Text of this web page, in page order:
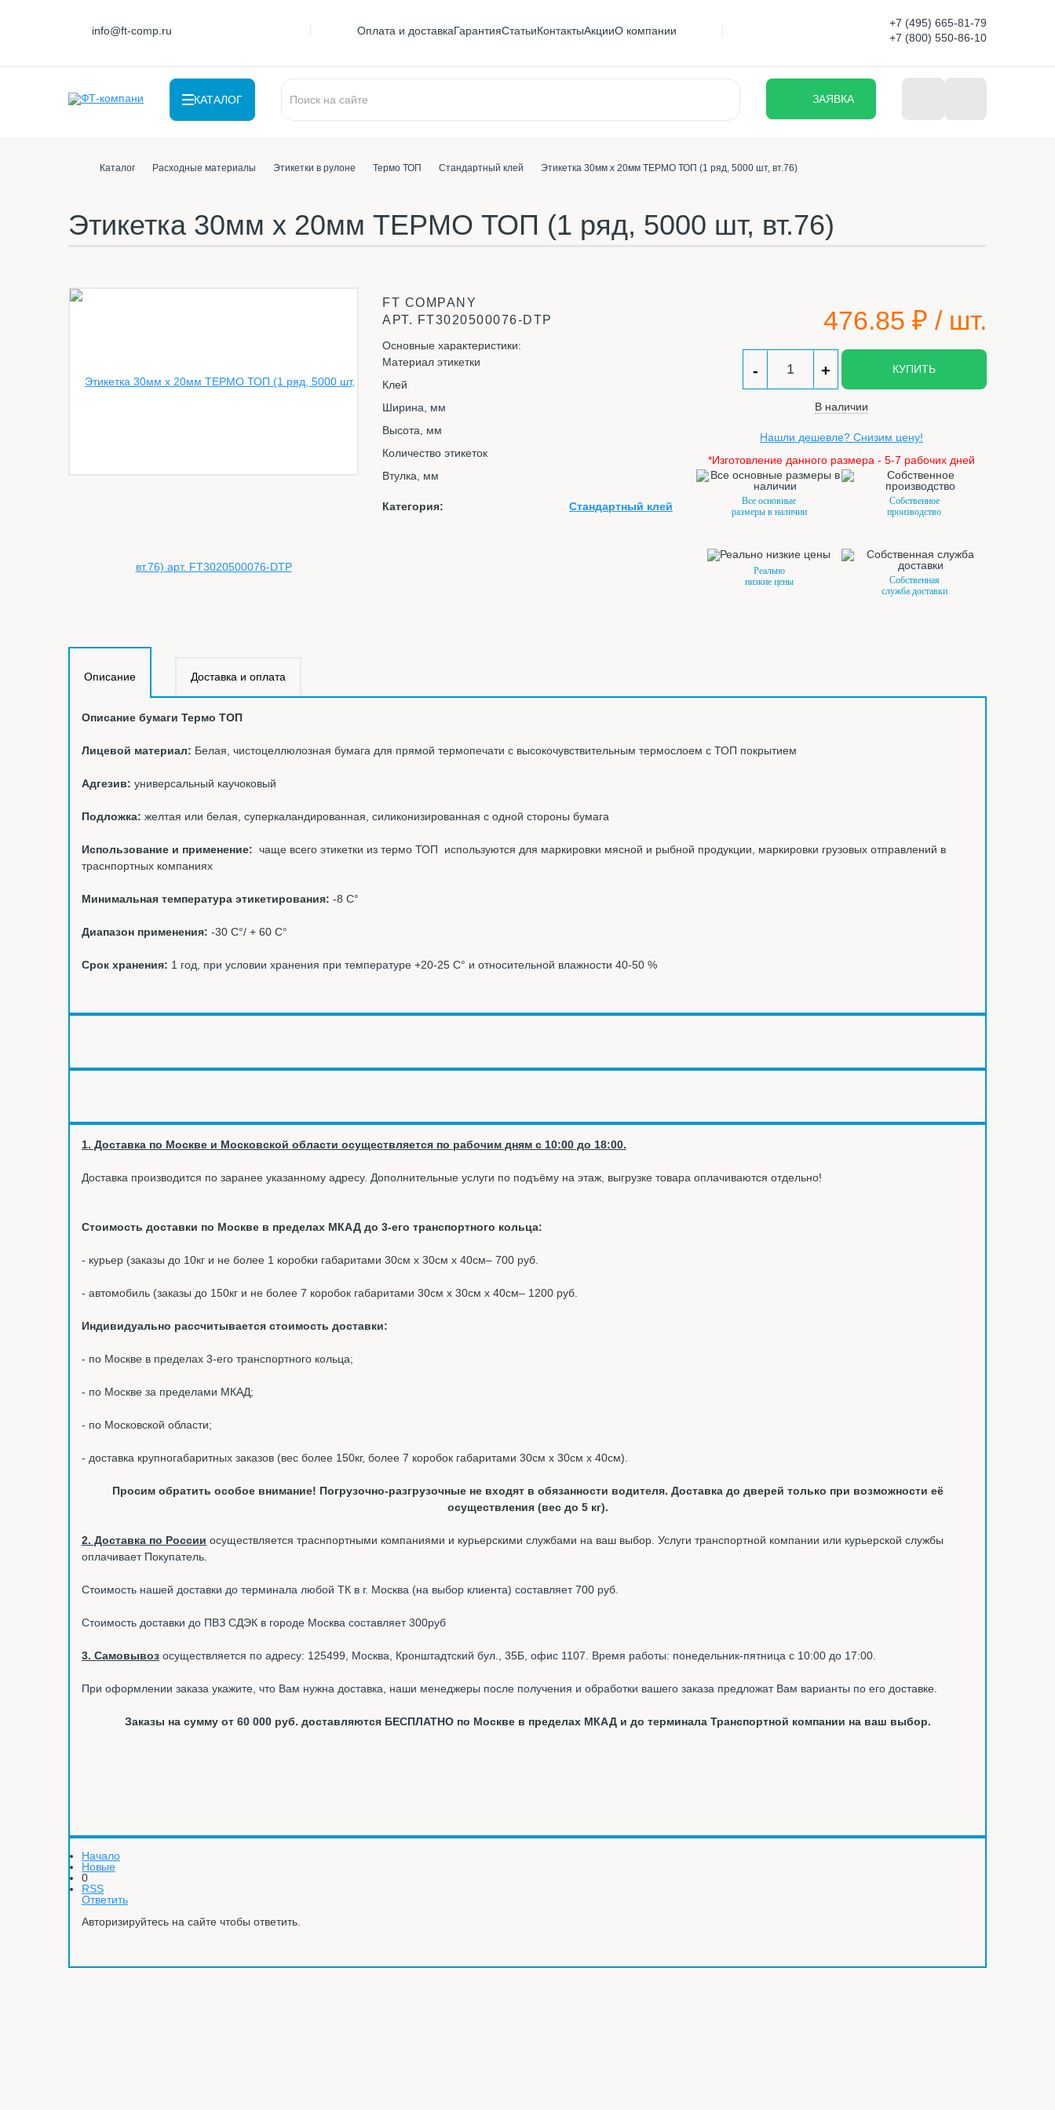
info@ft-comp.ru Оплата и доставкаГарантияСтатьиКонтактыАкцииО компании
+7 (495) 665-81-79
+7 (800) 550-86-10
КАТАЛОГ ЗАЯВКА
Каталог Расходные материалы Этикетки в рулоне Термо ТОП Стандартный клей Этикетка 30мм х 20мм ТЕРМО ТОП (1 ряд, 5000 шт, вт.76)
Этикетка 30мм х 20мм ТЕРМО ТОП (1 ряд, 5000 шт, вт.76)
FT COMPANY
АРТ. FT3020500076-DTP
Основные характеристики:
Материал этикетки
Клей
Ширина, мм
Высота, мм
Количество этикеток
Втулка, мм
Категория: Стандартный клей
476.85 ₽ / шт.
- + КУПИТЬ
В наличии
Нашли дешевле? Снизим цену!
*Изготовление данного размера - 5-7 рабочих дней
Все основные
размеры в наличии
Собственное
производство
Реально
низкие цены
Собственная
служба доставки
Описание Доставка и оплата
Описание бумаги Термо ТОП
Лицевой материал: Белая, чистоцеллюлозная бумага для прямой термопечати с высокочувствительным термослоем с ТОП покрытием
Адгезив: универсальный каучоковый
Подложка: желтая или белая, суперкаландированная, силиконизированная с одной стороны бумага
Использование и применение: чаще всего этикетки из термо ТОП используются для маркировки мясной и рыбной продукции, маркировки грузовых отправлений в
траснпортных компаниях
Минимальная температура этикетирования: -8 С°
Диапазон применения: -30 С°/ + 60 С°
Срок хранения: 1 год, при условии хранения при температуре +20-25 С° и относительной влажности 40-50 %
1. Доставка по Москве и Московской области осуществляется по рабочим дням с 10:00 до 18:00.
Доставка производится по заранее указанному адресу. Дополнительные услуги по подъёму на этаж, выгрузке товара оплачиваются отдельно!
Стоимость доставки по Москве в пределах МКАД до 3-его транспортного кольца:
- курьер (заказы до 10кг и не более 1 коробки габаритами 30см х 30см х 40см– 700 руб.
- автомобиль (заказы до 150кг и не более 7 коробок габаритами 30см х 30см х 40см– 1200 руб.
Индивидуально рассчитывается стоимость доставки:
- по Москве в пределах 3-его транспортного кольца;
- по Москве за пределами МКАД;
- по Московской области;
- доставка крупногабаритных заказов (вес более 150кг, более 7 коробок габаритами 30см х 30см х 40см).
Просим обратить особое внимание! Погрузочно-разгрузочные не входят в обязанности водителя. Доставка до дверей только при возможности её
осуществления (вес до 5 кг).
2. Доставка по России осуществляется траснпортными компаниями и курьерскими службами на ваш выбор. Услуги транспортной компании или курьерской службы
оплачивает Покупатель.
Стоимость нашей доставки до терминала любой ТК в г. Москва (на выбор клиента) составляет 700 руб.
Стоимость доставки до ПВЗ СДЭК в городе Москва составляет 300руб
3. Самовывоз осуществляется по адресу: 125499, Москва, Кронштадтский бул., 35Б, офис 1107. Время работы: понедельник-пятница с 10:00 до 17:00.
При оформлении заказа укажите, что Вам нужна доставка, наши менеджеры после получения и обработки вашего заказа предложат Вам варианты по его доставке.
Заказы на сумму от 60 000 руб. доставляются БЕСПЛАТНО по Москве в пределах МКАД и до терминала Транспортной компании на ваш выбор.
Начало
Новые
0
RSS
Ответить
Авторизируйтесь на сайте чтобы ответить.